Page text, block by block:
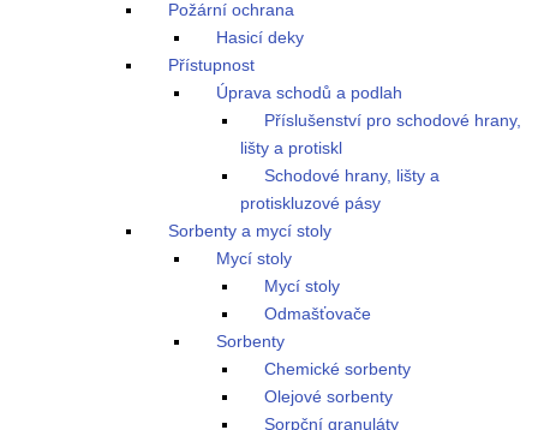
Požární ochrana
Hasicí deky
Přístupnost
Úprava schodů a podlah
Příslušenství pro schodové hrany,
lišty a protiskl
Schodové hrany, lišty a
protiskluzové pásy
Sorbenty a mycí stoly
Mycí stoly
Mycí stoly
Odmašťovače
Sorbenty
Chemické sorbenty
Olejové sorbenty
Sorpční granuláty